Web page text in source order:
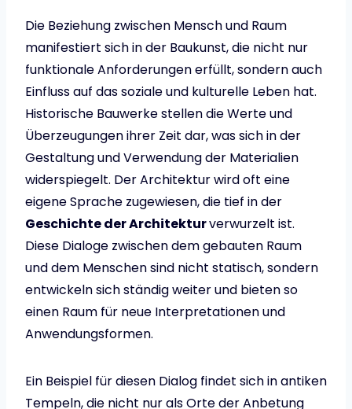
Die Beziehung zwischen Mensch und Raum
manifestiert sich in der Baukunst, die nicht nur
funktionale Anforderungen erfüllt, sondern auch
Einfluss auf das soziale und kulturelle Leben hat.
Historische Bauwerke stellen die Werte und
Überzeugungen ihrer Zeit dar, was sich in der
Gestaltung und Verwendung der Materialien
widerspiegelt. Der Architektur wird oft eine
eigene Sprache zugewiesen, die tief in der
Geschichte der Architekturverwurzelt ist.
Diese Dialoge zwischen dem gebauten Raum
und dem Menschen sind nicht statisch, sondern
entwickeln sich ständig weiter und bieten so
einen Raum für neue Interpretationen und
Anwendungsformen.
Ein Beispiel für diesen Dialog findet sich in antiken
Tempeln, die nicht nur als Orte der Anbetung